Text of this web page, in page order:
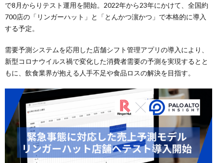
で8月からりテスト運用を開始。2022年から23年にかけて、全国約
700店の「リンガーハット」と「とんかつ濵かつ」で本格的に導入
する予定。
需要予測システムを応用した店舗シフト管理アプリの導入により、
新型コロナウイルス禍で変化した消費者需要の予測を実現するとと
もに、飲食業界が抱える人手不足や食品ロスの解決を目指す。